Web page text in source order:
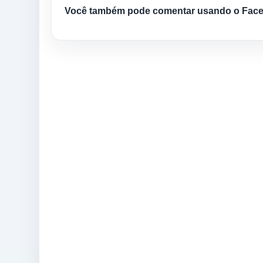
Você também pode comentar usando o